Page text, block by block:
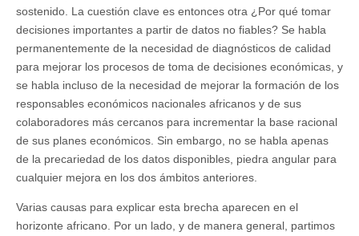
sostenido. La cuestión clave es entonces otra ¿Por qué tomar
decisiones importantes a partir de datos no fiables? Se habla
permanentemente de la necesidad de diagnósticos de calidad
para mejorar los procesos de toma de decisiones económicas, y
se habla incluso de la necesidad de mejorar la formación de los
responsables económicos nacionales africanos y de sus
colaboradores más cercanos para incrementar la base racional
de sus planes económicos. Sin embargo, no se habla apenas
de la precariedad de los datos disponibles, piedra angular para
cualquier mejora en los dos ámbitos anteriores.
Varias causas para explicar esta brecha aparecen en el
horizonte africano. Por un lado, y de manera general, partimos